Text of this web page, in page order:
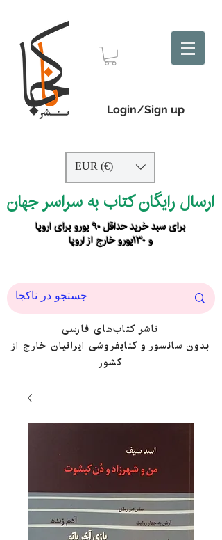
Login/Sign up
EUR (€)
ارسال رایگان کتاب به سراسر جهان
برای سبد خرید حداقل ۹۰ یورو برای اروپا
و ۱۳۰یورو خارج از اروپا
ناشر کتاب‌های فارسی
بدون سانسور و کتابفروشی ایرانیان خارج از
کشور